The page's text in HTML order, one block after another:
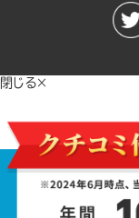
閉じる×